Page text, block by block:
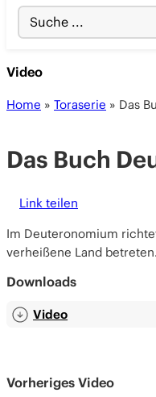
Search
...
Video
Home » Toraserie » Das
Das Buch
Link teilen
Im Deuteronomium
verheißene Land
Downloads
Video
Vorheriges Video